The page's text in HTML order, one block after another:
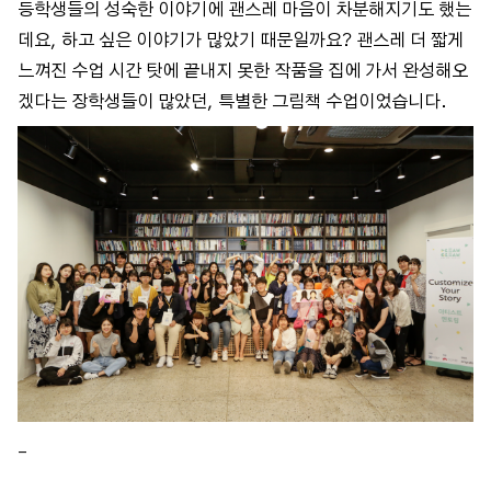
등학생들의 성숙한 이야기에 괜스레 마음이 차분해지기도 했는
데요, 하고 싶은 이야기가 많았기 때문일까요? 괜스레 더 짧게
느껴진 수업 시간 탓에 끝내지 못한 작품을 집에 가서 완성해오
겠다는 장학생들이 많았던, 특별한 그림책 수업이었습니다.